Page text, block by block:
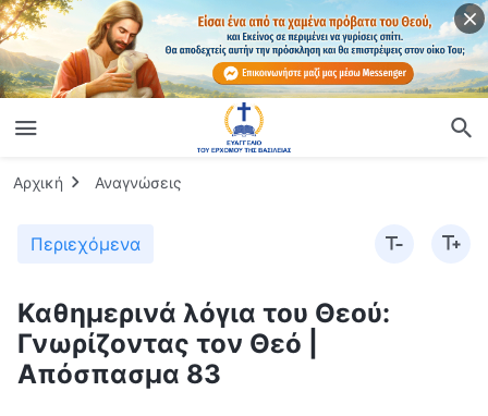
Αρχική Αναγνώσεις
Περιεχόμενα
Καθημερινά λόγια του Θεού:
Γνωρίζοντας τον Θεό |
Απόσπασμα 83